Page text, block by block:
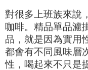
對很多上班族來說
咖啡。精品單品濾
品，就是因為實用
都會有不同風味層
性，喝起來不只是